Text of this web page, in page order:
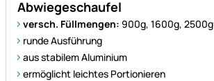
Abwiegeschaufel
versch. Füllmengen: 900g, 1600g, 2500g
runde Ausführung
aus stabilem Aluminium
ermöglicht leichtes Portionieren